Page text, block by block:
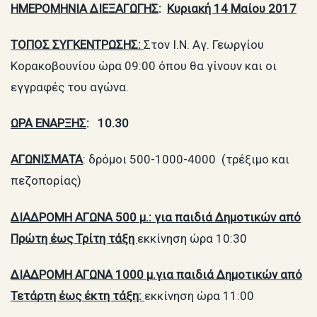
ΗΜΕΡΟΜΗΝΙΑ ΔΙΕΞΑΓΩΓΗΣ: Κυριακή 14 Μαίου 201 7
ΤΟΠΟΣ ΣΥΓΚΕΝΤΡΩΣΗΣ: Στον Ι.Ν. Αγ. Γεωργίου
Κορακοβουνίου ώρα 09:00 όπου θα γίνουν και οι
εγγραφές του αγώνα.
ΩΡΑ ΕΝΑΡΞΗΣ: 10.30
ΑΓΩΝΙΣΜΑΤΑ: δρόμοι 500-1000-4000 (τρέξιμο και
πεζοπορίας)
ΔΙΑΔΡΟΜΗ ΑΓΩΝΑ 500 μ.: για παιδιά Δημοτικών από
Πρώτη έως Τρίτη τάξη εκκίνηση ώρα 10:30
ΔΙΑΔΡΟΜΗ ΑΓΩΝΑ 1000 μ.για παιδιά Δημοτικών από
Τετάρτη έως έκτη τάξη: εκκίνηση ώρα 11:00